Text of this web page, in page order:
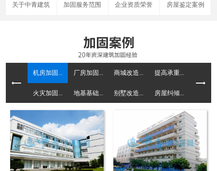
关于中青建筑 加固服务范围 企业资质荣誉 房屋鉴定案例
机房加固... 厂房加固... 商城改造... 提高承重...
火灾加固... 地基基础... 别墅改造... 房屋纠倾...